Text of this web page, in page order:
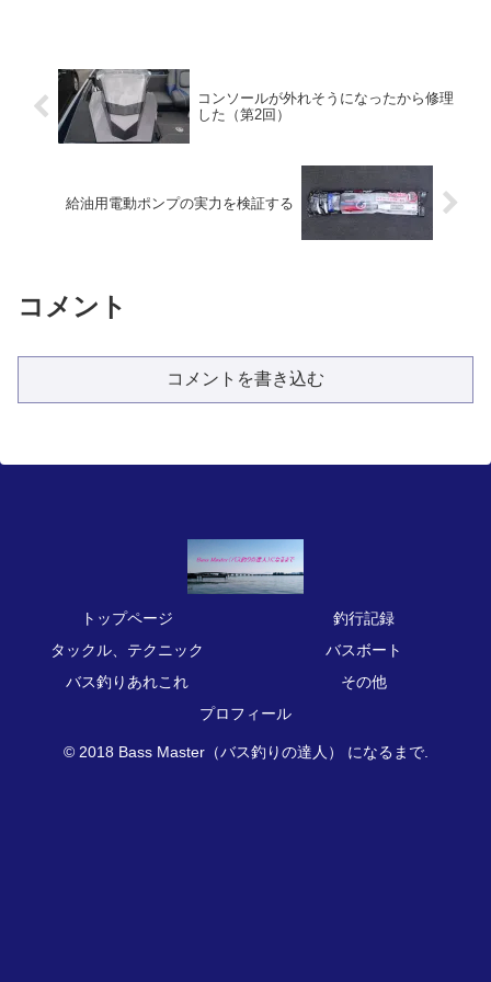
コンソールが外れそうになったから修理
した（第2回）
給油用電動ポンプの実力を検証する
コメント
コメントを書き込む
トップページ
釣行記録
タックル、テクニック
バスボート
バス釣りあれこれ
その他
プロフィール
© 2018 Bass Master（バス釣りの達人） になるまで.